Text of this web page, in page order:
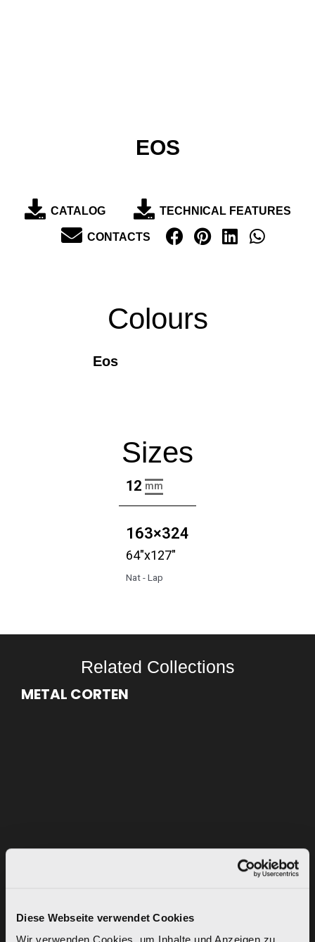
Diese Webseite verwendet Cookies
EOS
CATALOG TECHNICAL FEATURES
CONTACTS
Colours
Eos
Sizes
12 mm
163×324
64"x127"
Nat - Lap
Related Collections
METAL CORTEN